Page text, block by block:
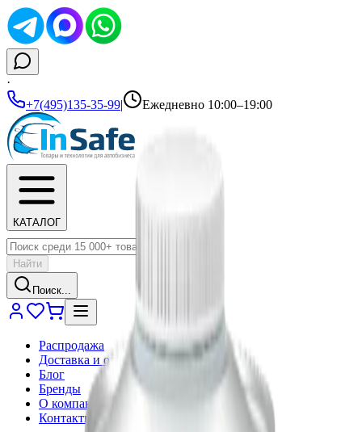
·
+7(495)135-35-99| Ежедневно 10:00–19:00
КАТАЛОГ
Найти
Поиск...
Распродажа
Доставка и оплата
Блог
Бренды
О компании
Контакты